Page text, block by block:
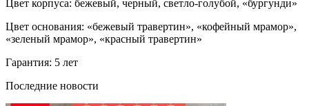
Цвет корпуса: бежевый, черный, светло-голубой, «бургунди»
Цвет основания: «бежевый травертин», «кофейный мрамор»,
«зеленый мрамор», «красный травертин»
Гарантия: 5 лет
Последние новости